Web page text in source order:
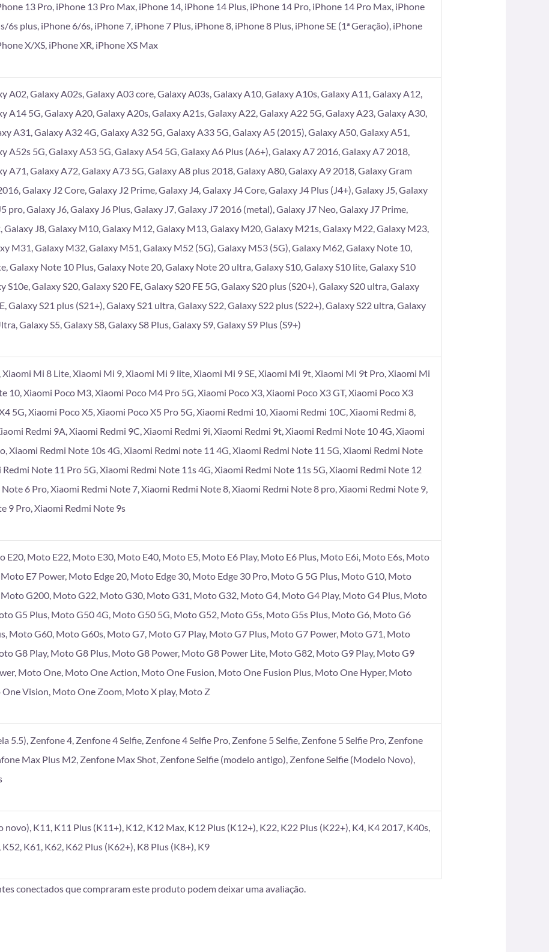
13 Pro, iPhone 13 Pro Max, iPhone 14, iPhone 14 Plus, iPhone 14 Pro, iPhone 14 Pro Max, iPhone
6s plus, iPhone 6/6s, iPhone 7, iPhone 7 Plus, iPhone 8, iPhone 8 Plus, iPhone SE (1ª Geração), iPhone
X/XS, iPhone XR, iPhone XS Max
A02, Galaxy A02s, Galaxy A03 core, Galaxy A03s, Galaxy A10, Galaxy A10s, Galaxy A11, Galaxy A12,
A14 5G, Galaxy A20, Galaxy A20s, Galaxy A21s, Galaxy A22, Galaxy A22 5G, Galaxy A23, Galaxy A30,
A31, Galaxy A32 4G, Galaxy A32 5G, Galaxy A33 5G, Galaxy A5 (2015), Galaxy A50, Galaxy A51,
A52s 5G, Galaxy A53 5G, Galaxy A54 5G, Galaxy A6 Plus (A6+), Galaxy A7 2016, Galaxy A7 2018,
A71, Galaxy A72, Galaxy A73 5G, Galaxy A8 plus 2018, Galaxy A80, Galaxy A9 2018, Galaxy Gram
Galaxy J2 Core, Galaxy J2 Prime, Galaxy J4, Galaxy J4 Core, Galaxy J4 Plus (J4+), Galaxy J5, Galaxy
pro, Galaxy J6, Galaxy J6 Plus, Galaxy J7, Galaxy J7 2016 (metal), Galaxy J7 Neo, Galaxy J7 Prime,
Galaxy J8, Galaxy M10, Galaxy M12, Galaxy M13, Galaxy M20, Galaxy M21s, Galaxy M22, Galaxy M23,
M31, Galaxy M32, Galaxy M51, Galaxy M52 (5G), Galaxy M53 (5G), Galaxy M62, Galaxy Note 10,
Galaxy Note 10 Plus, Galaxy Note 20, Galaxy Note 20 ultra, Galaxy S10, Galaxy S10 lite, Galaxy S10
S10e, Galaxy S20, Galaxy S20 FE, Galaxy S20 FE 5G, Galaxy S20 plus (S20+), Galaxy S20 ultra, Galaxy
Galaxy S21 plus (S21+), Galaxy S21 ultra, Galaxy S22, Galaxy S22 plus (S22+), Galaxy S22 ultra, Galaxy
Galaxy S5, Galaxy S8, Galaxy S8 Plus, Galaxy S9, Galaxy S9 Plus (S9+)
Mi 8 Lite, Xiaomi Mi 9, Xiaomi Mi 9 lite, Xiaomi Mi 9 SE, Xiaomi Mi 9t, Xiaomi Mi 9t Pro, Xiaomi Mi
10, Xiaomi Poco M3, Xiaomi Poco M4 Pro 5G, Xiaomi Poco X3, Xiaomi Poco X3 GT, Xiaomi Poco X3
5G, Xiaomi Poco X5, Xiaomi Poco X5 Pro 5G, Xiaomi Redmi 10, Xiaomi Redmi 10C, Xiaomi Redmi 8,
Redmi 9A, Xiaomi Redmi 9C, Xiaomi Redmi 9i, Xiaomi Redmi 9t, Xiaomi Redmi Note 10 4G, Xiaomi
Xiaomi Redmi Note 10s 4G, Xiaomi Redmi note 11 4G, Xiaomi Redmi Note 11 5G, Xiaomi Redmi Note
Redmi Note 11 Pro 5G, Xiaomi Redmi Note 11s 4G, Xiaomi Redmi Note 11s 5G, Xiaomi Redmi Note 12
6 Pro, Xiaomi Redmi Note 7, Xiaomi Redmi Note 8, Xiaomi Redmi Note 8 pro, Xiaomi Redmi Note 9,
9 Pro, Xiaomi Redmi Note 9s
E20, Moto E22, Moto E30, Moto E40, Moto E5, Moto E6 Play, Moto E6 Plus, Moto E6i, Moto E6s, Moto
E7 Power, Moto Edge 20, Moto Edge 30, Moto Edge 30 Pro, Moto G 5G Plus, Moto G10, Moto
G200, Moto G22, Moto G30, Moto G31, Moto G32, Moto G4, Moto G4 Play, Moto G4 Plus, Moto
G5 Plus, Moto G50 4G, Moto G50 5G, Moto G52, Moto G5s, Moto G5s Plus, Moto G6, Moto G6
Moto G60, Moto G60s, Moto G7, Moto G7 Play, Moto G7 Plus, Moto G7 Power, Moto G71, Moto
G8 Play, Moto G8 Plus, Moto G8 Power, Moto G8 Power Lite, Moto G82, Moto G9 Play, Moto G9
Moto One, Moto One Action, Moto One Fusion, Moto One Fusion Plus, Moto One Hyper, Moto
Vision, Moto One Zoom, Moto X play, Moto Z
5.5), Zenfone 4, Zenfone 4 Selfie, Zenfone 4 Selfie Pro, Zenfone 5 Selfie, Zenfone 5 Selfie Pro, Zenfone
Max Plus M2, Zenfone Max Shot, Zenfone Selfie (modelo antigo), Zenfone Selfie (Modelo Novo),
novo), K11, K11 Plus (K11+), K12, K12 Max, K12 Plus (K12+), K22, K22 Plus (K22+), K4, K4 2017, K40s,
K52, K61, K62, K62 Plus (K62+), K8 Plus (K8+), K9
conectados que compraram este produto podem deixar uma avaliação.